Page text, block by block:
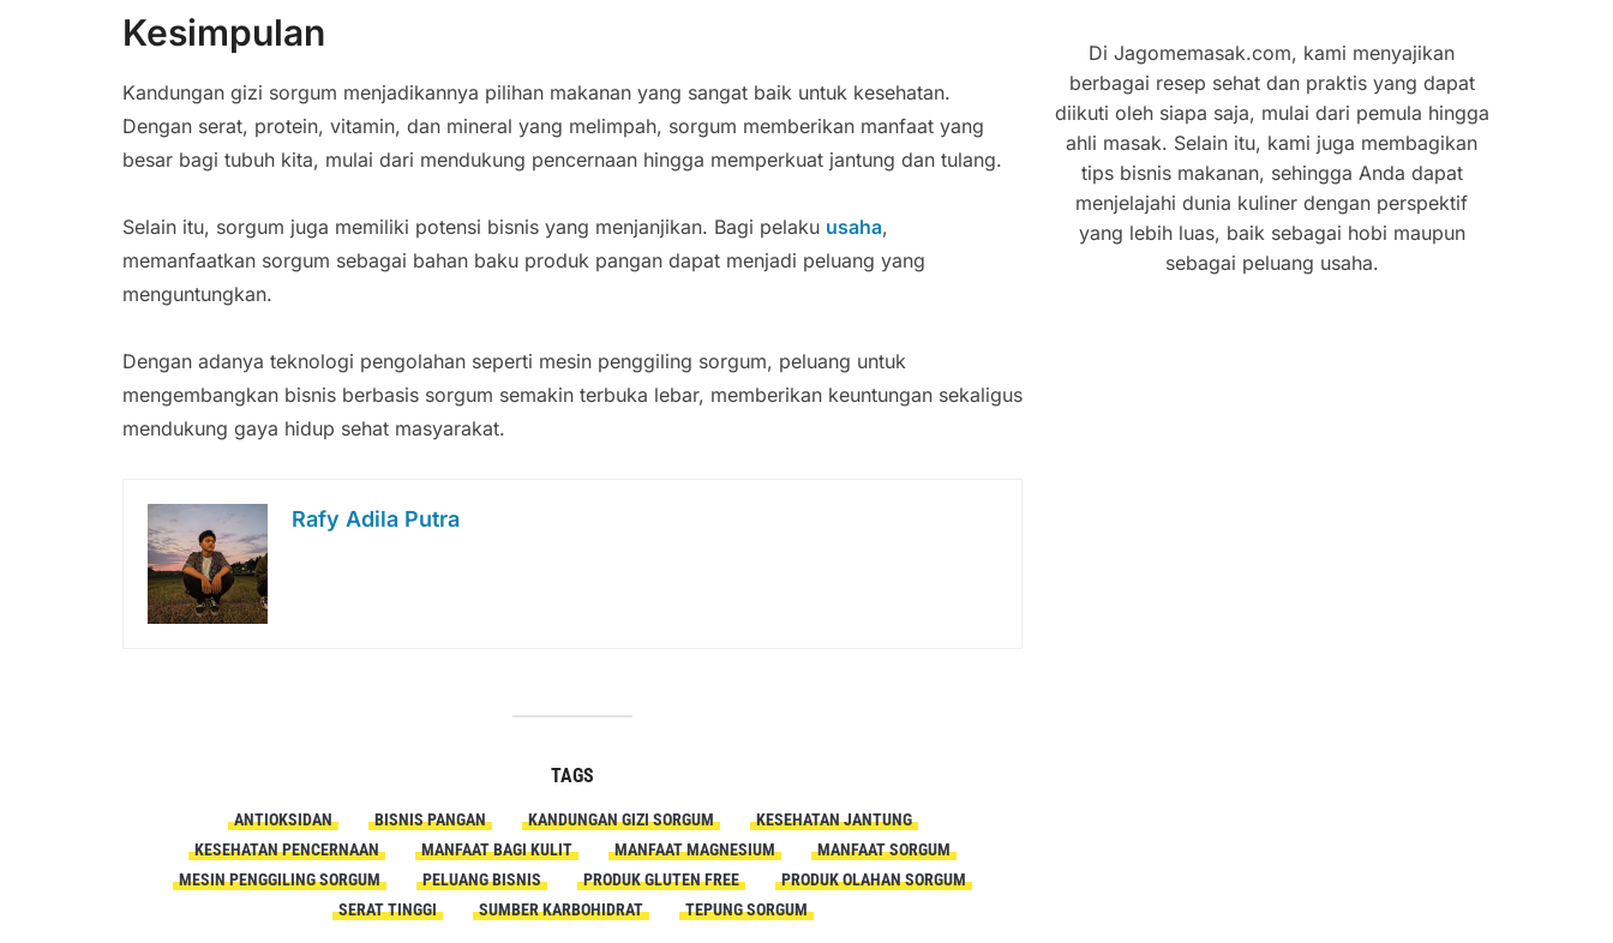
Kesimpulan
Kandungan gizi sorgum menjadikannya pilihan makanan yang sangat baik untuk kesehatan.
Dengan serat, protein, vitamin, dan mineral yang melimpah, sorgum memberikan manfaat yang
besar bagi tubuh kita, mulai dari mendukung pencernaan hingga memperkuat jantung dan tulang.
Selain itu, sorgum juga memiliki potensi bisnis yang menjanjikan. Bagi pelaku usaha,
memanfaatkan sorgum sebagai bahan baku produk pangan dapat menjadi peluang yang
menguntungkan.
Dengan adanya teknologi pengolahan seperti mesin penggiling sorgum, peluang untuk
mengembangkan bisnis berbasis sorgum semakin terbuka lebar, memberikan keuntungan sekaligus
mendukung gaya hidup sehat masyarakat.
Rafy Adila Putra
TAGS
ANTIOKSIDAN BISNIS PANGAN KANDUNGAN GIZI SORGUM
KESEHATAN JANTUNG
KESEHATAN PENCERNAAN
MANFAAT BAGI KULIT MANFAAT MAGNESIUM
MANFAAT SORGUM
MESIN PENGGILING SORGUM
PELUANG BISNIS PRODUK GLUTEN FREE
PRODUK OLAHAN SORGUM
SERAT TINGGI
SUMBER KARBOHIDRAT TEPUNG SORGUM
Di Jagomemasak.com, kami menyajikan
berbagai resep sehat dan praktis yang dapat
diikuti oleh siapa saja, mulai dari pemula hingga
ahli masak. Selain itu, kami juga membagikan
tips bisnis makanan, sehingga Anda dapat
menjelajahi dunia kuliner dengan perspektif
yang lebih luas, baik sebagai hobi maupun
sebagai peluang usaha.